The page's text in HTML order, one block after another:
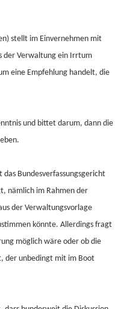
stellt im Einvernehmen mit
der Verwaltung ein Irrtum
eine Empfehlung handelt, die
und bittet darum, dann die
Bundesverfassungsgericht
nämlich im Rahmen der
der Verwaltungsvorlage
könnte. Allerdings fragt
möglich wäre oder ob die
der unbedingt mit im Boot